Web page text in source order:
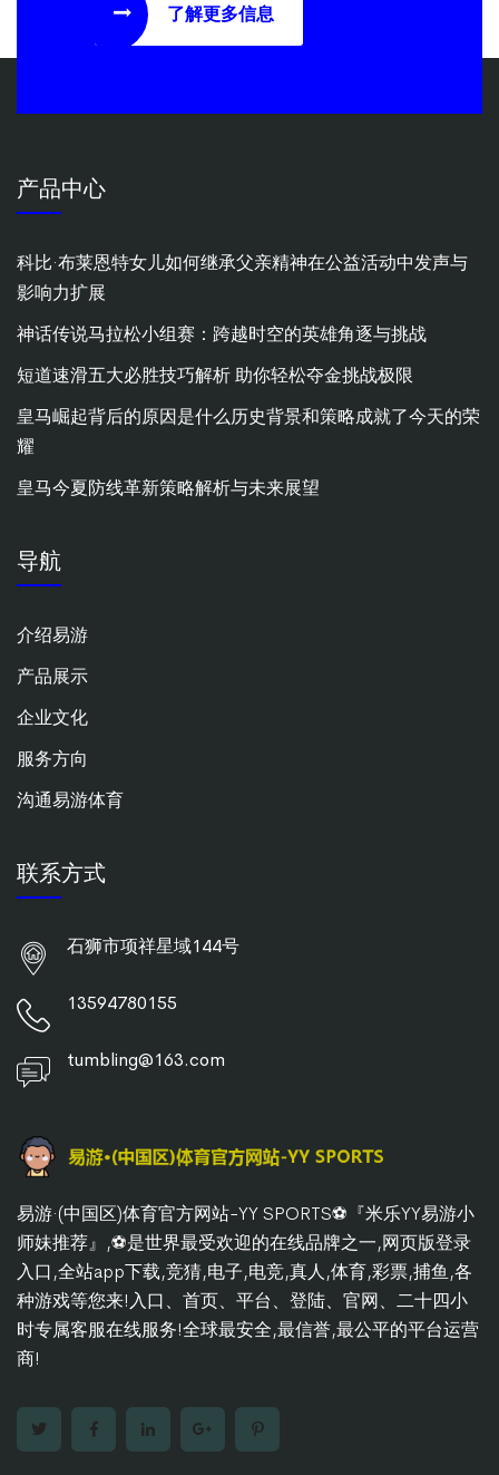
了解更多信息
产品中心
科比·布莱恩特女儿如何继承父亲精神在公益活动中发声与
影响力扩展
神话传说马拉松小组赛：跨越时空的英雄角逐与挑战
短道速滑五大必胜技巧解析 助你轻松夺金挑战极限
皇马崛起背后的原因是什么历史背景和策略成就了今天的荣
耀
皇马今夏防线革新策略解析与未来展望
导航
介绍易游
产品展示
企业文化
服务方向
沟通易游体育
联系方式
石狮市项祥星域144号
13594780155
tumbling@163.com
易游·(中国区)体育官方网站-YY SPORTS⚽️『米乐YY易游小
师妹推荐』,⚽️是世界最受欢迎的在线品牌之一,网页版登录
入口,全站app下载,竞猜,电子,电竞,真人,体育,彩票,捕鱼,各
种游戏等您来!入口、首页、平台、登陆、官网、二十四小
时专属客服在线服务!全球最安全,最信誉,最公平的平台运营
商!